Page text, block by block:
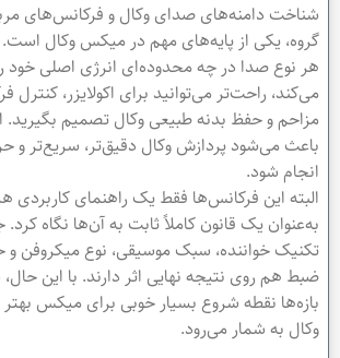
شناخت دامنه‌های صدای وکال و فرکانس‌های
گروه، یکی از پایه‌های مهم در میکس وکال است.
هر نوع صدا در چه محدوده‌ای انرژی اصلی خود
می‌کند، راحت‌تر می‌توانید برای اکولایزر، کنترل
مزاحم و حفظ بدنه طبیعی وکال تصمیم بگیرید.
باعث می‌شود پردازش وکال دقیق‌تر، سریع‌تر و
انجام شود.
البته این فرکانس‌ها فقط یک راهنمای کاربردی
به‌عنوان یک قانون کاملاً ثابت به آن‌ها نگاه
تکنیک خواننده، سبک موسیقی، نوع میکروفن و
ضبط هم روی نتیجه نهایی اثر دارند. با این
بازه‌ها نقطه شروع بسیار خوبی برای میکس
وکال به شمار می‌رود.